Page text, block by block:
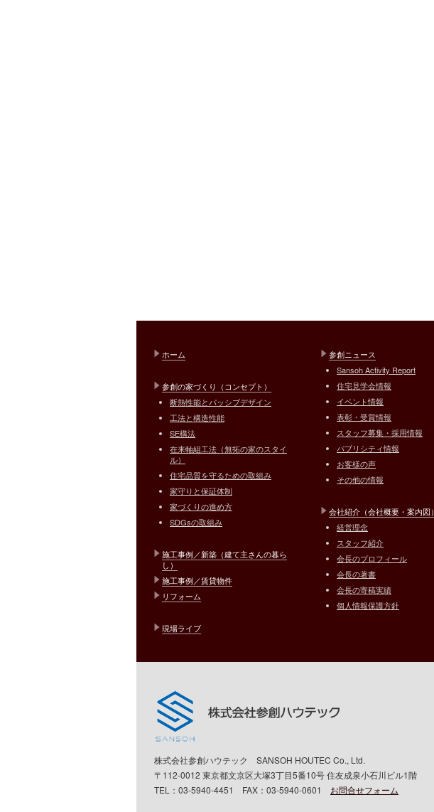
ホーム
参創の家づくり（コンセプト）
断熱性能とパッシブデザイン
工法と構造性能
SE構法
在来軸組工法（無拓の家のスタイ
ル）
住宅品質を守るための取組み
家守りと保証体制
家づくりの進め方
SDGsの取組み
施工事例／新築（建て主さんの暮ら
し）
施工事例／賃貸物件
リフォーム
現場ライブ
参創ニュース
Sansoh Activity Report
住宅見学会情報
イベント情報
表彰・受賞情報
スタッフ募集・採用情報
パブリシティ情報
お客様の声
その他の情報
会社紹介（会社概要・案内図）
経営理念
スタッフ紹介
会長のプロフィール
会長の著書
会長の寄稿実績
個人情報保護方針
株式会社参創ハウテック SANSOH HOUTEC Co., Ltd.
〒112-0012 東京都文京区大塚3丁目5番10号 住友成泉小石川ビル1階
TEL：03-5940-4451 FAX：03-5940-0601 お問合せフォーム